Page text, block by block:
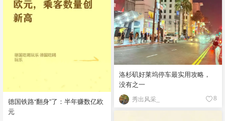
德国铁路“翻身”了：半年赚数亿欧
元
洛杉矶好莱坞停车最实用攻略，
没有之一
秀出风采_ 8